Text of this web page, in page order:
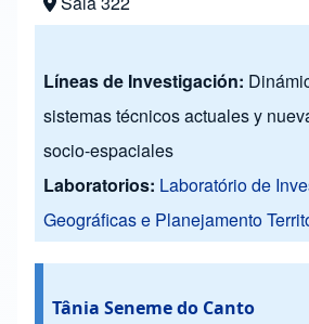
Líneas de Investigación:
sistemas técnicos actuales y
socio-espaciales
Laboratorios: Laboratório de
Geográficas e Planejamento
Tânia Seneme do Canto